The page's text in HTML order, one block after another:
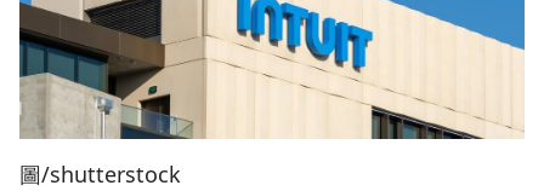
圖/shutterstock